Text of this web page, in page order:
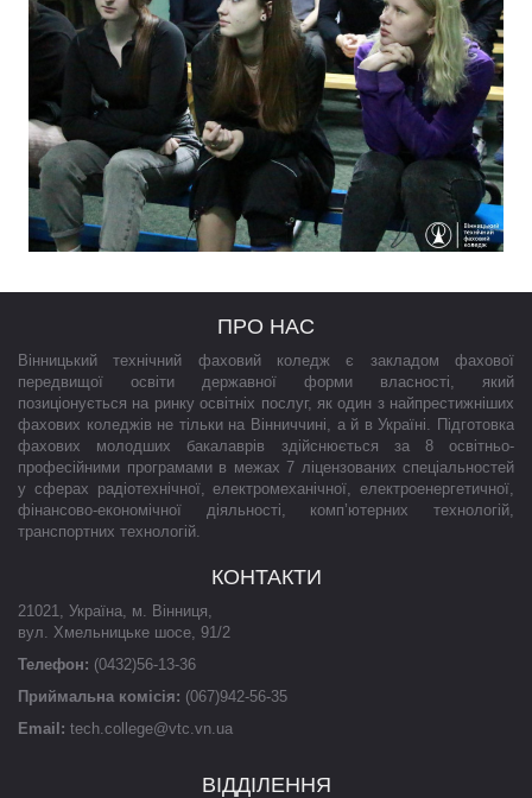
ПРО НАС
Вінницький технічний фаховий коледж є закладом фахової
передвищої освіти державної форми власності, який
позиціонується на ринку освітніх послуг, як один з найпрестижніших
фахових коледжів не тільки на Вінниччині, а й в Україні. Підготовка
фахових молодших бакалаврів здійснюється за 8 освітньо-
професійними програмами в межах 7 ліцензованих спеціальностей
у сферах радіотехнічної, електромеханічної, електроенергетичної,
фінансово-економічної діяльності, комп’ютерних технологій,
транспортних технологій.
КОНТАКТИ
21021, Україна, м. Вінниця,
вул. Хмельницьке шосе, 91/2
Телефон: (0432)56-13-36
Приймальна комісія: (067)942-56-35
Email: tech.college@vtc.vn.ua
ВІДДІЛЕННЯ